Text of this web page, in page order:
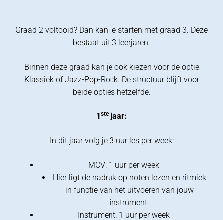
Graad 2 voltooid? Dan kan je starten met graad 3. Deze
bestaat uit 3 leerjaren.
Binnen deze graad kan je ook kiezen voor de optie
Klassiek of Jazz-Pop-Rock. De structuur blijft voor
beide opties hetzelfde.
1stejaar:
In dit jaar volg je 3 uur les per week:
MCV: 1 uur per week
Hier ligt de nadruk op noten lezen en ritmiek
in functie van het uitvoeren van jouw
instrument.
Instrument: 1 uur per week